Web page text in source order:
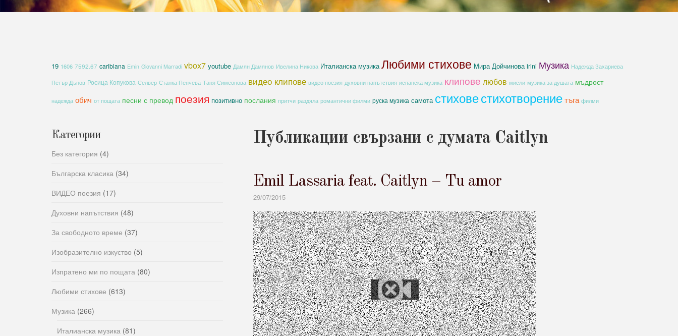
19 1606 7592.67 caribiana Emin Giovanni Marradi vbox7 youtube Дамян Дамянов Ивелина Никова Италианска музика Любими стихове Мира Дойчинова irini Музика Надежда Захариева
Петър Дънов Росица Копукова Селвер Станка Пенчева Таня Симеонова видео клипове видео поезия духовни напътствия испанска музика клипове любов мисли музика за душата мъдрост
надежда обич от пощата песни с превод поезия позитивно послания притчи раздяла романтични филми руска музика самота стиховестихотворениетъга филми
Публикации свързани с думата Caitlyn
Emil Lassaria feat. Caitlyn – Tu amor
29/07/2015
Категории
Без категория (4)
Българска класика (34)
ВИДЕО поезия (17)
Духовни напътствия (48)
За свободното време (37)
Изобразително изкуство (5)
Изпратено ми по пощата (80)
Любими стихове (613)
Музика (266)
Италианска музика (81)